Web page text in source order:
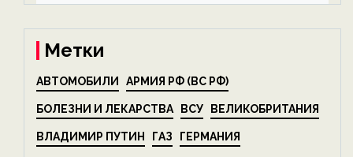
на ECOportal
Метки
АВТОМОБИЛИ АРМИЯ РФ (ВС РФ)
БОЛЕЗНИ И ЛЕКАРСТВА ВСУ ВЕЛИКОБРИТАНИЯ
ВЛАДИМИР ПУТИН ГАЗ ГЕРМАНИЯ